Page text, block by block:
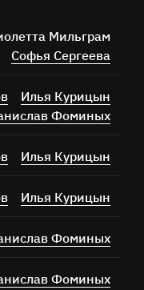
Мильграм
Софья Сергеева
Илья Курицын
Фоминых
Илья Курицын
Илья Курицын
Фоминых
Фоминых